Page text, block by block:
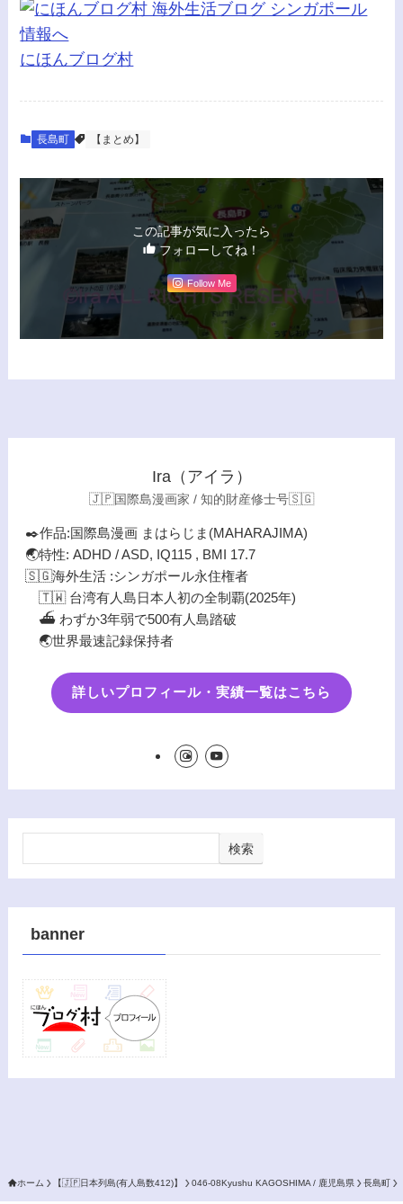
にほんブログ村
長島町 【まとめ】
この記事が気に入ったら
フォローしてね！
Follow Me
Ira（アイラ）
🇯🇵国際島漫画家 / 知的財産修士号🇸🇬
✒️作品:国際島漫画 まはらじま(MAHARAJIMA)
🌏特性: ADHD / ASD, IQ115 , BMI 17.7
🇸🇬海外生活 :シンガポール永住権者
🇹🇼 台湾有人島日本人初の全制覇(2025年)
⛴️ わずか3年弱で500有人島踏破
🌏世界最速記録保持者
詳しいプロフィール・実績一覧はこちら
検索
banner
ホーム 【🇯🇵日本列島(有人島数412)】 046-08Kyushu KAGOSHIMA / 鹿児島県 長島町